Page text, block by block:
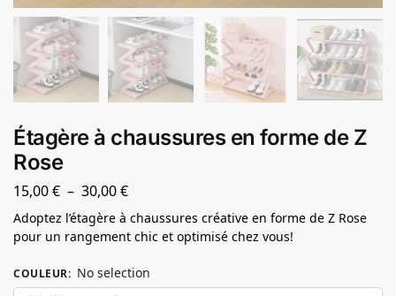
Étagère à chaussures en forme de Z
Rose
15,00€ – 30,00€
Adoptez l’étagère à chaussures créative en forme de Z Rose
pour un rangement chic et optimisé chez vous!
COULEUR: No selection